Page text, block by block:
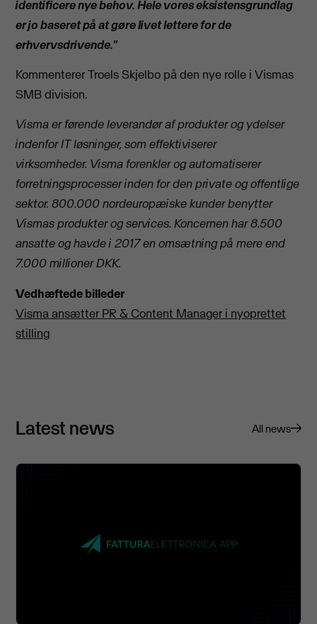
identificere nye behov. Hele vores eksistensgrundlag
er jo baseret på at gøre livet lettere for de
erhvervsdrivende."
Kommenterer Troels Skjelbo på den nye rolle i Vismas
SMB division.
Visma er førende leverandør af produkter og ydelser
indenfor IT løsninger, som effektiviserer
virksomheder. Visma forenkler og automatiserer
forretningsprocesser inden for den private og offentlige
sektor. 800.000 nordeuropæiske kunder benytter
Vismas produkter og services. Koncernen har 8.500
ansatte og havde i 2017 en omsætning på mere end
7.000 millioner DKK.
Vedhæftede billeder
Visma ansætter PR & Content Manager i nyoprettet
stilling
Latest news All news